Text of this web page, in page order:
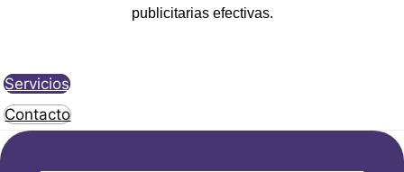
publicitarias efectivas.​
Servicios
Contacto